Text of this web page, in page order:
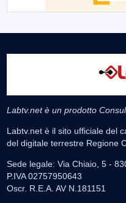
Labtv.net è un prodotto
Labtv.net è il sito ufficiale del
del digitale terrestre Regione
Sede legale: Via Chiaio, 5 -
P.IVA 02757950643
Oscr. R.E.A. AV N.181151